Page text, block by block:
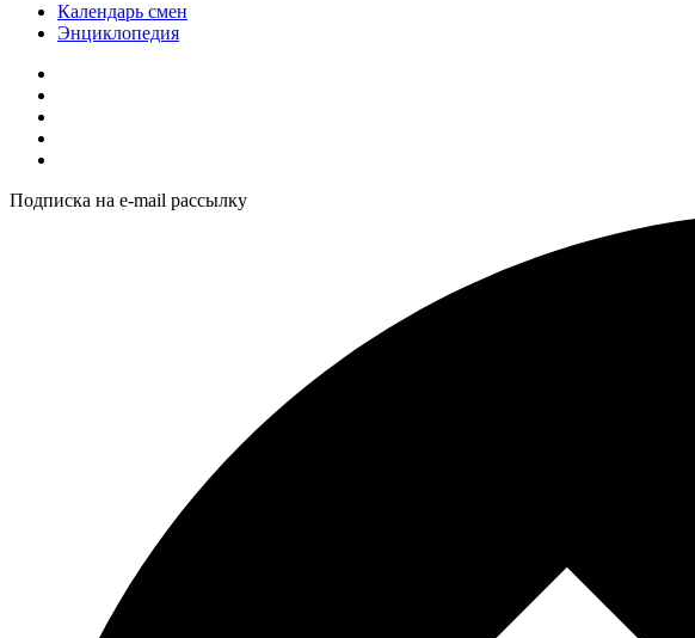
Календарь смен
Энциклопедия
Подписка на e-mail рассылку